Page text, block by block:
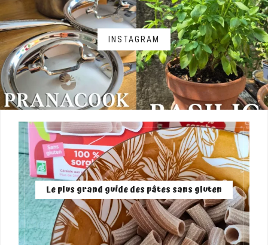
INSTAGRAM
Le plus grand guide des pâtes sans gluten